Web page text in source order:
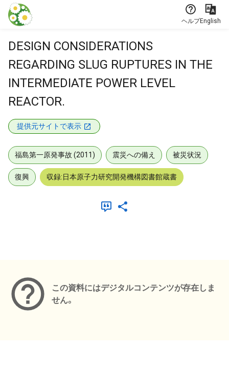
本文に飛ぶ
ヘルプEnglish
DESIGN CONSIDERATIONS
REGARDING SLUG RUPTURES IN THE
INTERMEDIATE POWER LEVEL
REACTOR.
提供元サイトで表示
福島第一原発事故 (2011) 震災への備え 被災状況
復興 収録:日本原子力研究開発機構図書館蔵書
この資料にはデジタルコンテンツが存在しま
せん。